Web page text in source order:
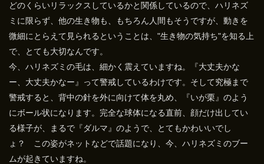
どのくらいリラックスしているかと関係しているので、ハリネズ
ミに限らず、他の生き物も、もちろん人間もそうですが、動きを
微細にとらえて見られるということは、"生き物の気持ち"を知る上
で、とても大切なんです。
今、ハリネズミの毛は、細かく震えていますね。『大丈夫かな
ー、大丈夫かなー』って警戒しているわけです。そして究極まで
警戒すると、背中の針を外に向けて体を丸め、『いが栗』のよう
にボール状になります。完全な球体になる直前、顔だけ出してい
る様子が、まるで『ダルマ』のようで、とてもかわいいでし
ょ？ この姿がネットなどで話題になり、今、ハリネズミのブー
ムが起きていますね。